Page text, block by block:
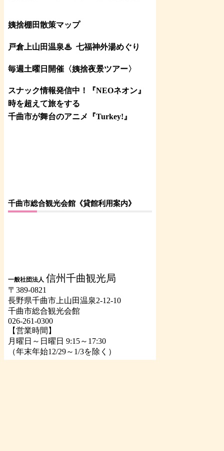
姨捨棚田散策マップ
戸倉上山田温泉♨ 七福神外湯めぐり
毎週土曜日開催〈姨捨夜景ツアー〉
スナック情報発信中！『NEOネオン』
時を超えて旅をする
千曲市が舞台のアニメ『Turkey!』
千曲市総合観光会館《貸館利用案内》
一般社団法人 信州千曲観光局
〒389-0821
長野県千曲市上山田温泉2-12-10
千曲市総合観光会館
026-261-0300
【営業時間】
月曜日～日曜日 9:15～17:30
（年末年始12/29～1/3を除く）